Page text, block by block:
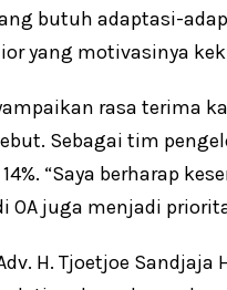
butuh adaptasi-
yang motivasinya
rasa terima
Sebagai tim
“Saya berharap
juga menjadi
H. Tjoetjoe